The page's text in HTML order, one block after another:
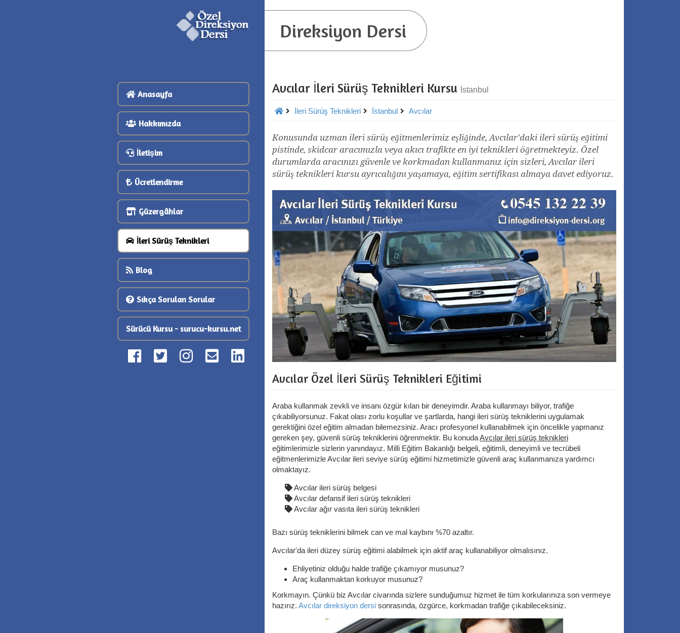
Anasayfa
Hakkımızda
İletişim
Ücretlendirme
Güzergâhlar
İleri Sürüş Teknikleri
Blog
Sıkça Sorulan Sorular
Sürücü Kursu - surucu-kursu.net
Direksiyon Dersi
Avcılar İleri Sürüş Teknikleri Kursu İstanbul
İleri Sürüş Teknikleri İstanbul Avcılar
Konusunda uzman ileri sürüş eğitmenlerimiz eşliğinde, Avcılar'daki ileri sürüş eğitimi
pistinde, skidcar aracımızla veya akıcı trafikte en iyi teknikleri öğretmekteyiz. Özel
durumlarda aracınızı güvenle ve korkmadan kullanmanız için sizleri, Avcılar ileri
sürüş teknikleri kursu ayrıcalığını yaşamaya, eğitim sertifikası almaya davet ediyoruz.
Avcılar Özel İleri Sürüş Teknikleri Eğitimi
Araba kullanmak zevkli ve insanı özgür kılan bir deneyimdir. Araba kullanmayı biliyor, trafiğe
çıkabiliyorsunuz. Fakat olası zorlu koşullar ve şartlarda, hangi ileri sürüş tekniklerini uygulamak
gerektiğini özel eğitim almadan bilemezsiniz. Aracı profesyonel kullanabilmek için öncelikle yapmanız
gereken şey, güvenli sürüş tekniklerini öğrenmektir. Bu konudaAvcılar ileri sürüş teknikleri
eğitimlerimizle sizlerin yanındayız. Milli Eğitim Bakanlığı belgeli, eğitimli, deneyimli ve tecrübeli
eğitmenlerimizle Avcılar ileri seviye sürüş eğitimi hizmetimizle güvenli araç kullanmanıza yardımcı
olmaktayız.
Avcılar ileri sürüş belgesi
Avcılar defansif ileri sürüş teknikleri
Avcılar ağır vasıta ileri sürüş teknikleri
Bazı sürüş tekniklerini bilmek can ve mal kaybını %70 azaltır.
Avcılar'da ileri düzey sürüş eğitimi alabilmek için aktif araç kullanabiliyor olmalısınız.
Ehliyetiniz olduğu halde trafiğe çıkamıyor musunuz?
Araç kullanmaktan korkuyor musunuz?
Korkmayın. Çünkü biz Avcılar civarında sizlere sunduğumuz hizmet ile tüm korkularınıza son vermeye
hazırız. Avcılar direksiyon dersi sonrasında, özgürce, korkmadan trafiğe çıkabileceksiniz.